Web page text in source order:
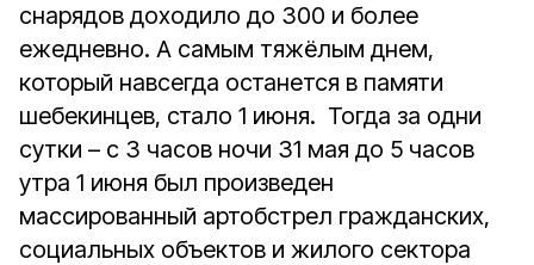
снарядов доходило до 300 и более
ежедневно. А самым тяжёлым днем,
который навсегда останется в памяти
шебекинцев, стало 1 июня. Тогда за одни
сутки – с 3 часов ночи 31 мая до 5 часов
утра 1 июня был произведен
массированный артобстрел гражданских,
социальных объектов и жилого сектора